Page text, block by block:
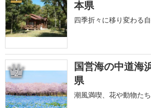
本県
四季折々に移り変わる
2
国営海の中道海
県
潮風満喫、花や動物た